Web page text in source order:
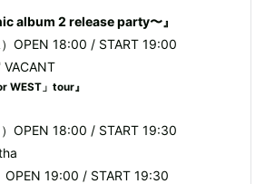
album 2 release party〜』
OPEN 18:00 / START 19:00
WEST」tour』
OPEN 18:00 / START 19:30
OPEN 19:00 / START 19:30